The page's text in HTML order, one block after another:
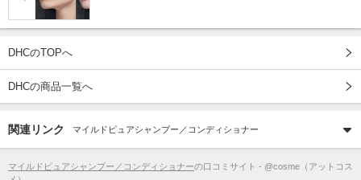
DHCのTOPへ
DHCの商品一覧へ
関連リンク マイルドピュアシャンプー／コンディショナー
マイルドピュアシャンプー／コンディショナーの口コミサイト - @cosme（アットコス